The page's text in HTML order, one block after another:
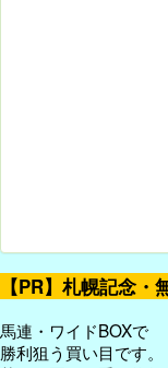
【PR】札幌記念・
馬連・ワイドBOXで
勝利狙う買い目です。